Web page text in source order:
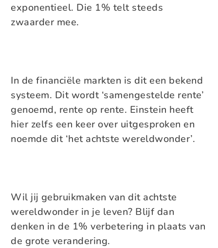
exponentieel. Die 1% telt steeds
zwaarder mee.
In de financiële markten is dit een bekend
systeem. Dit wordt ‘samengestelde rente’
genoemd, rente op rente. Einstein heeft
hier zelfs een keer over uitgesproken en
noemde dit ‘het achtste wereldwonder’.
Wil jij gebruikmaken van dit achtste
wereldwonder in je leven? Blijf dan
denken in de 1% verbetering in plaats van
de grote verandering.